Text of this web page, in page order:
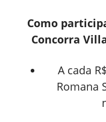
Como
Concorra
A cada
Romana